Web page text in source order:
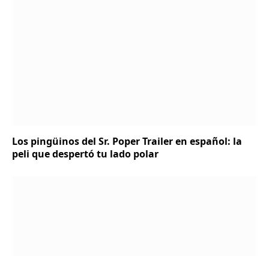
Los pingüinos del Sr. Poper Trailer en español: la
peli que despertó tu lado polar